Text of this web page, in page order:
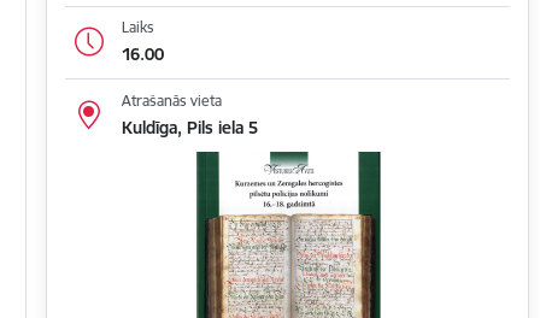
Laiks
16.00
Atrašanās vieta
Kuldīga, Pils iela 5